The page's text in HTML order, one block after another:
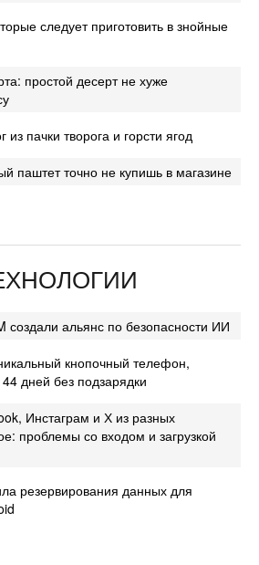
следует приготовить в знойные
простой десерт не хуже
из пачки творога и горсти ягод
паштет точно не купишь в магазине
создали альянс по безопасности ИИ
кнопочный телефон,
дней без подзарядки
Инстаграм и Х из разных
проблемы со входом и загрузкой
резервирования данных для